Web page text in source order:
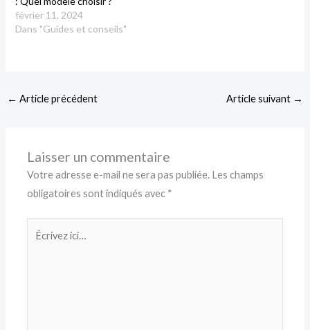
février 11, 2024
Dans "Guides et conseils"
← Article précédent Article suivant →
Laisser un commentaire
Votre adresse e-mail ne sera pas publiée. Les champs
obligatoires sont indiqués avec *